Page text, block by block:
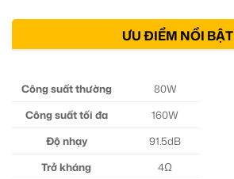
ƯU ĐIỂM NỔI BẬT
Công suất thường
80W
Công suất tối đa
160W
Độ nhạy
91.5dB
Trở kháng
4Ω